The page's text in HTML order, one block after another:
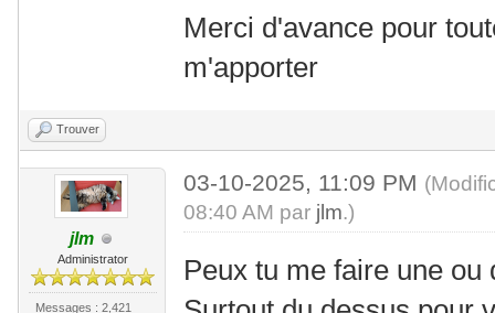
Merci d'avance pour
m'apporter
Trouver
jlm
Administrator
Messages : 2,421
03-10-2025, 11:09 PM
08:40 AM par jlm.)
Peux tu me faire une